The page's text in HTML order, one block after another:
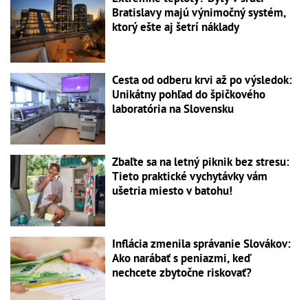
Bratislavy majú výnimočný systém,
ktorý ešte aj šetrí náklady
Cesta od odberu krvi až po výsledok:
Unikátny pohľad do špičkového
laboratória na Slovensku
Zbaľte sa na letný piknik bez stresu:
Tieto praktické vychytávky vám
ušetria miesto v batohu!
Inflácia zmenila správanie Slovákov:
Ako narábať s peniazmi, keď
nechcete zbytočne riskovať?